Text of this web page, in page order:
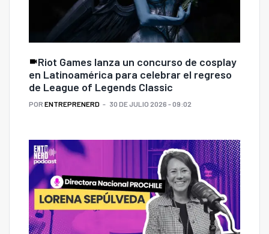
Riot Games lanza un concurso de cosplay
en Latinoamérica para celebrar el regreso
de League of Legends Classic
POR ENTREPRENERD 30 DE JULIO 2026 - 09:02